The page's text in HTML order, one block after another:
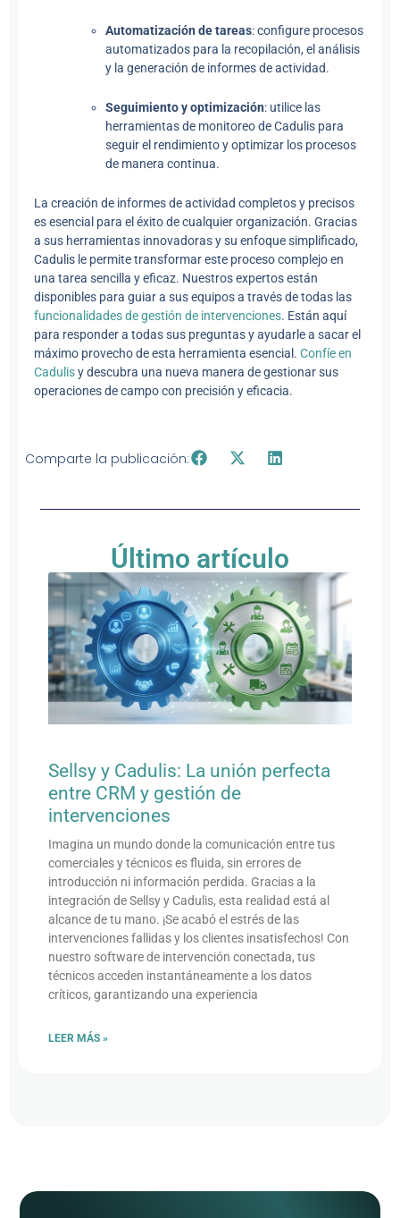
Automatización de tareas: configure procesos
automatizados para la recopilación, el análisis
y la generación de informes de actividad.
Seguimiento y optimización: utilice las
herramientas de monitoreo de Cadulis para
seguir el rendimiento y optimizar los procesos
de manera continua.
La creación de informes de actividad completos y precisos
es esencial para el éxito de cualquier organización. Gracias
a sus herramientas innovadoras y su enfoque simplificado,
Cadulis le permite transformar este proceso complejo en
una tarea sencilla y eficaz. Nuestros expertos están
disponibles para guiar a sus equipos a través de todas las
funcionalidades de gestión de intervenciones. Están aquí
para responder a todas sus preguntas y ayudarle a sacar el
máximo provecho de esta herramienta esencial.Confíe en
Cadulisy descubra una nueva manera de gestionar sus
operaciones de campo con precisión y eficacia.
Comparte la publicación:
Último artículo
Sellsy y Cadulis: La unión perfecta
entre CRM y gestión de
intervenciones
Imagina un mundo donde la comunicación entre tus
comerciales y técnicos es fluida, sin errores de
introducción ni información perdida. Gracias a la
integración de Sellsy y Cadulis, esta realidad está al
alcance de tu mano. ¡Se acabó el estrés de las
intervenciones fallidas y los clientes insatisfechos! Con
nuestro software de intervención conectada, tus
técnicos acceden instantáneamente a los datos
críticos, garantizando una experiencia
LEER MÁS »